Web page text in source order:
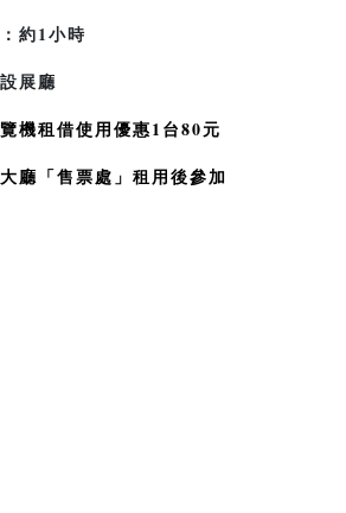
約1小時
展廳
機租借使用優惠1台80元
廳「售票處」租用後參加